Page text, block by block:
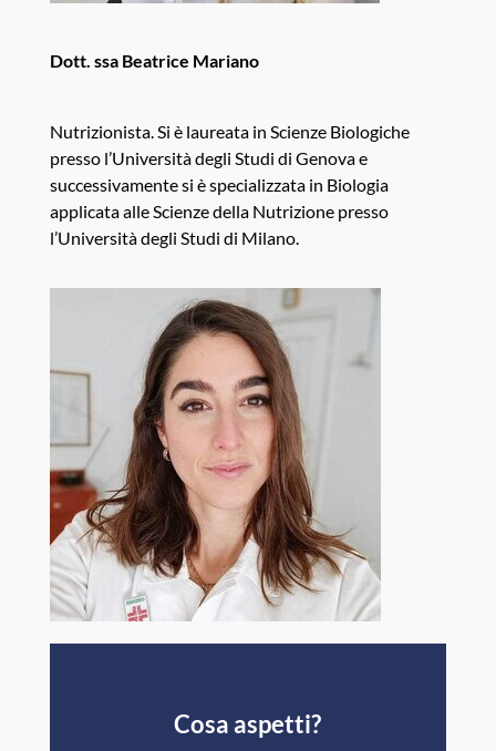
Dott. ssa Beatrice Mariano
Nutrizionista. Si è laureata in Scienze Biologiche
presso l’Università degli Studi di Genova e
successivamente si è specializzata in Biologia
applicata alle Scienze della Nutrizione presso
l’Università degli Studi di Milano.
Cosa aspetti?